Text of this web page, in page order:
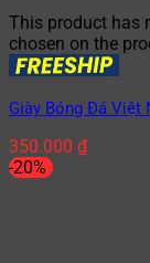
This product has
chosen on the
Giày Bóng Đá Việt
350.000 ₫
-20%